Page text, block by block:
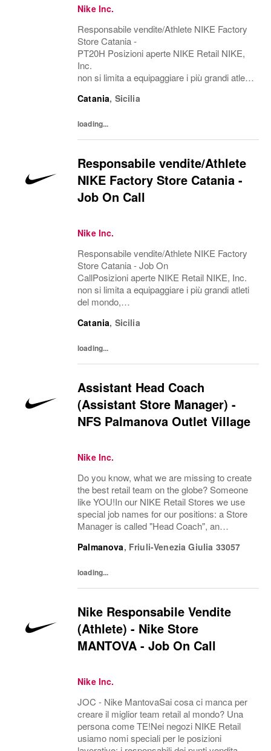
Nike Inc.
Responsabile vendite/Athlete NIKE Factory
Store Catania -
PT20H Posizioni aperte NIKE Retail NIKE,
Inc.
non si limita a equipaggiare i più grandi atleti
ma esplora il potenziale, abbatte le barriere, r
alla ricerca di persone in grado di...
Catania, Sicilia
loading...
Responsabile vendite/Athlete
NIKE Factory Store Catania -
Job On Call
Nike Inc.
Responsabile vendite/Athlete NIKE Factory
Store Catania - Job On
CallPosizioni aperte NIKE Retail NIKE, Inc.
non si limita a equipaggiare i più grandi atleti
del mondo,
iscrive i confini del possibile. L'azienda è
Catania, Sicilia
loading...
Assistant Head Coach
(Assistant Store Manager) -
NFS Palmanova Outlet Village
Nike Inc.
Do you know, what we are missing to create
the best retail team on the globe? Someone
like YOU!In our NIKE Retail Stores we use
special job names for our positions: a Store
Manager is called "Head Coach", an
Head Coach", a department manager is
Palmanova, Friuli-Venezia Giulia 33057
loading...
Nike Responsabile Vendite
(Athlete) - Nike Store
MANTOVA - Job On Call
Nike Inc.
JOC - Nike MantovaSai cosa ci manca per
creare il miglior team retail al mondo? Una
persona come TE!Nei negozi NIKE Retail
usiamo nomi speciali per le posizioni